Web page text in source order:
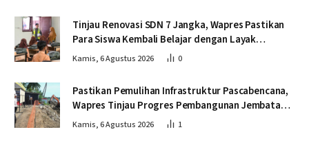
Tinjau Renovasi SDN 7 Jangka, Wapres Pastikan
Para Siswa Kembali Belajar dengan Layak
Pascabencana
Kamis, 6 Agustus 2026 0
Pastikan Pemulihan Infrastruktur Pascabencana,
Wapres Tinjau Progres Pembangunan Jembatan
Krueng Tingkeum Bireuen
Kamis, 6 Agustus 2026 1